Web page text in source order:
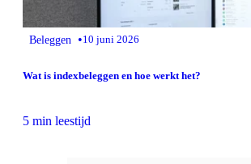
Beleggen •10 juni 2026
Wat is indexbeleggen en hoe werkt het?
5 min leestijd